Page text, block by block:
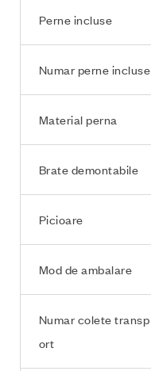
Perne incluse
Numar perne incluse
Material perna
Brate demontabile
Picioare
Mod de ambalare
Numar colete transp
ort